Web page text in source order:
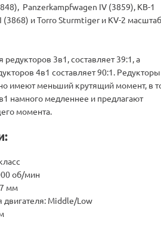
Panzerkampfwagen IV (3859), КВ-1
и Torro Sturmtiger и KV-2
3в1, составляет 39:1, а
4в1 составляет 90:1. Редукторы
имеют меньший крутящий момент, в
намного медленнее и предлагают
момента.
об/мин
мм
Middle/Low